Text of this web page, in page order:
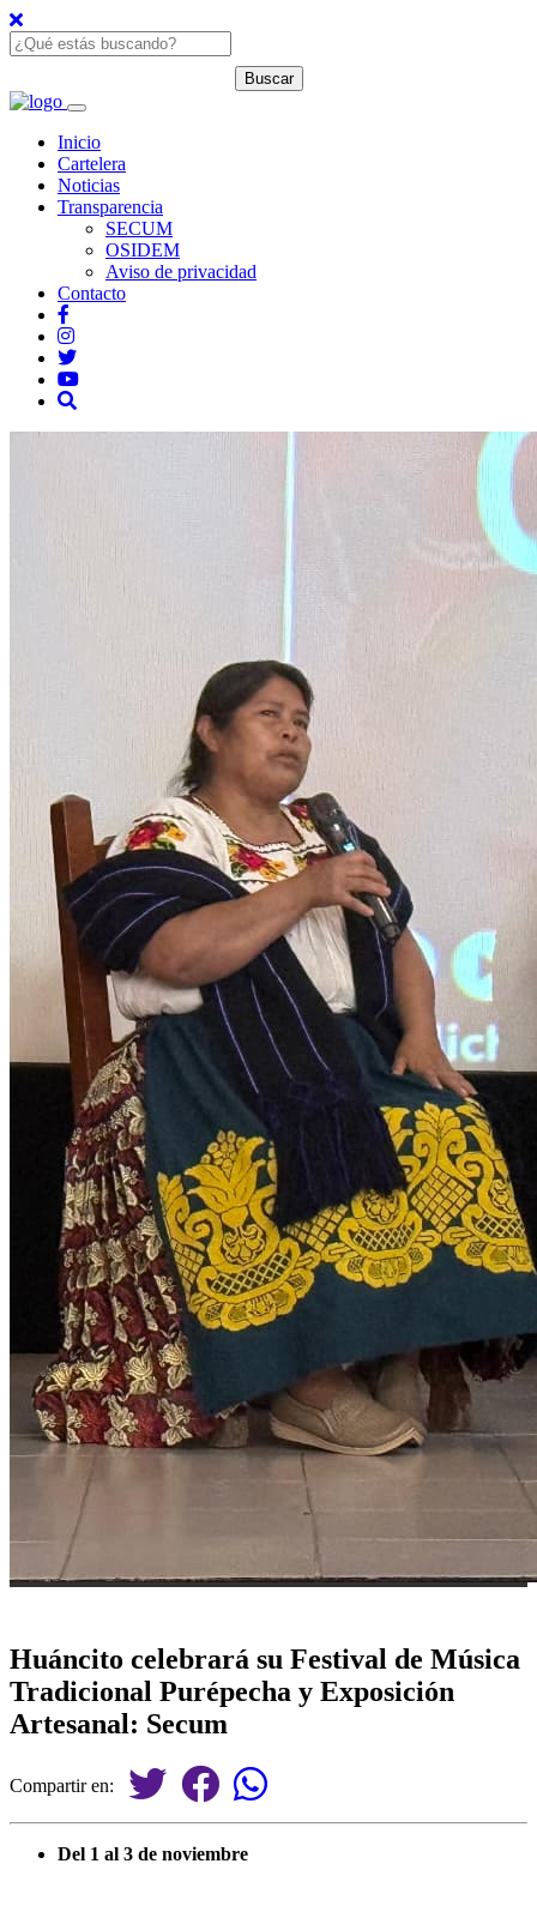
Inicio
Cartelera
Noticias
Transparencia
SECUM
OSIDEM
Aviso de privacidad
Contacto
Huáncito celebrará su Festival de Música
Tradicional Purépecha y Exposición
Artesanal: Secum
Compartir en:
Del 1 al 3 de noviembre